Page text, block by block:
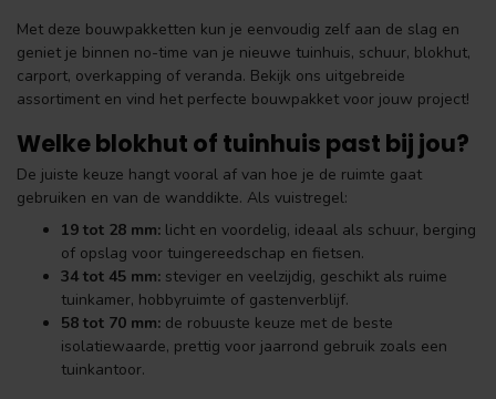
Met deze bouwpakketten kun je eenvoudig zelf aan de slag en
geniet je binnen no-time van je nieuwe tuinhuis, schuur, blokhut,
carport, overkapping of veranda. Bekijk ons uitgebreide
assortiment en vind het perfecte bouwpakket voor jouw project!
Welke blokhut of tuinhuis past bij jou?
De juiste keuze hangt vooral af van hoe je de ruimte gaat
gebruiken en van de wanddikte. Als vuistregel:
19 tot 28 mm: licht en voordelig, ideaal als schuur, berging
of opslag voor tuingereedschap en fietsen.
34 tot 45 mm: steviger en veelzijdig, geschikt als ruime
tuinkamer, hobbyruimte of gastenverblijf.
58 tot 70 mm: de robuuste keuze met de beste
isolatiewaarde, prettig voor jaarrond gebruik zoals een
tuinkantoor.